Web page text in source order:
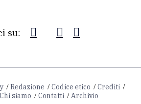
su:
Redazione Codice etico
Crediti
Chi siamo Contatti Archivio